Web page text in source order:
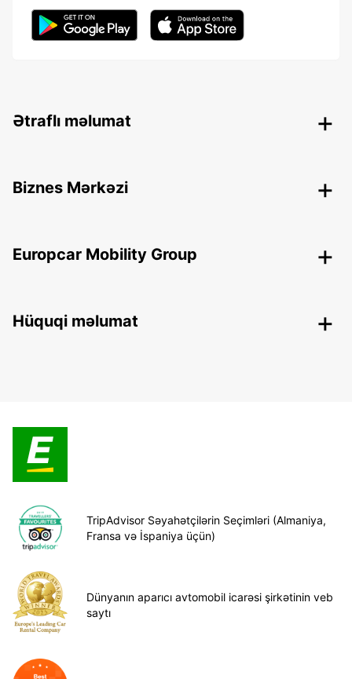
Ətraflı məlumat
Biznes Mərkəzi
Europcar Mobility Group
Hüquqi məlumat
TripAdvisor Səyahətçilərin Seçimləri (Almaniya,
Fransa və İspaniya üçün)
Dünyanın aparıcı avtomobil icarəsi şirkətinin veb
saytı